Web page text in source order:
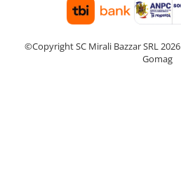
©Copyright SC Mirali Bazzar SRL 2026
Gomag